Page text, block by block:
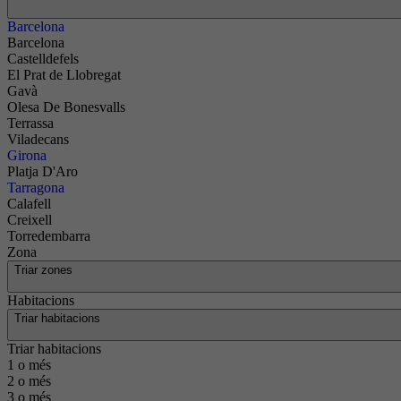
Barcelona
Barcelona
Castelldefels
El Prat de Llobregat
Gavà
Olesa De Bonesvalls
Terrassa
Viladecans
Girona
Platja D'Aro
Tarragona
Calafell
Creixell
Torredembarra
Zona
Triar zones
Habitacions
Triar habitacions
Triar habitacions
1 o més
2 o més
3 o més